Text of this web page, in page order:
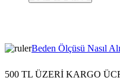
Beden Ölçüsü Nasıl
500 TL ÜZERİ KARGO